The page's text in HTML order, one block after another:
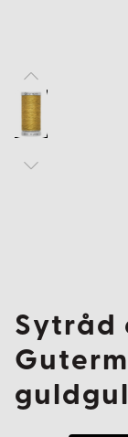
Sytråd
guldgul